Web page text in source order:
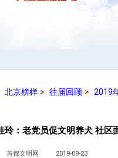
北京榜样> 往届回顾> 2019
玲：老党员促文明养犬 社区
首都文明网 2019-09-23